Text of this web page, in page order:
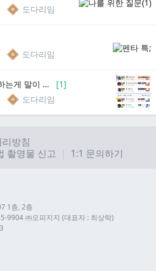
도다리임
도다리임
아니 서폿이 제일 잘하는게 말이 되냐? ㅋㅋ [1]
도다리임
방침
촬영물 신고 1:1 문의하기
1층, 2층
9904 ㈜오피지지 (대표자 : 최상락)